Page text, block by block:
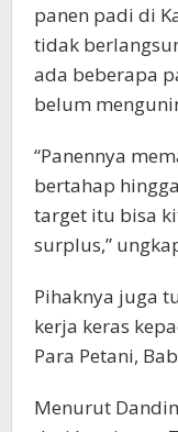
panen padi di
tidak
ada beberapa
belum
“Panennya
bertahap
target itu bisa
surplus,”
Pihaknya juga
kerja keras
Para Petani,
Menurut